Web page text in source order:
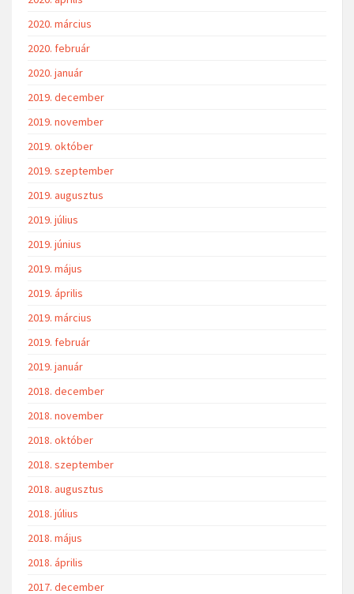
2020. március
2020. február
2020. január
2019. december
2019. november
2019. október
2019. szeptember
2019. augusztus
2019. július
2019. június
2019. május
2019. április
2019. március
2019. február
2019. január
2018. december
2018. november
2018. október
2018. szeptember
2018. augusztus
2018. július
2018. május
2018. április
2017. december